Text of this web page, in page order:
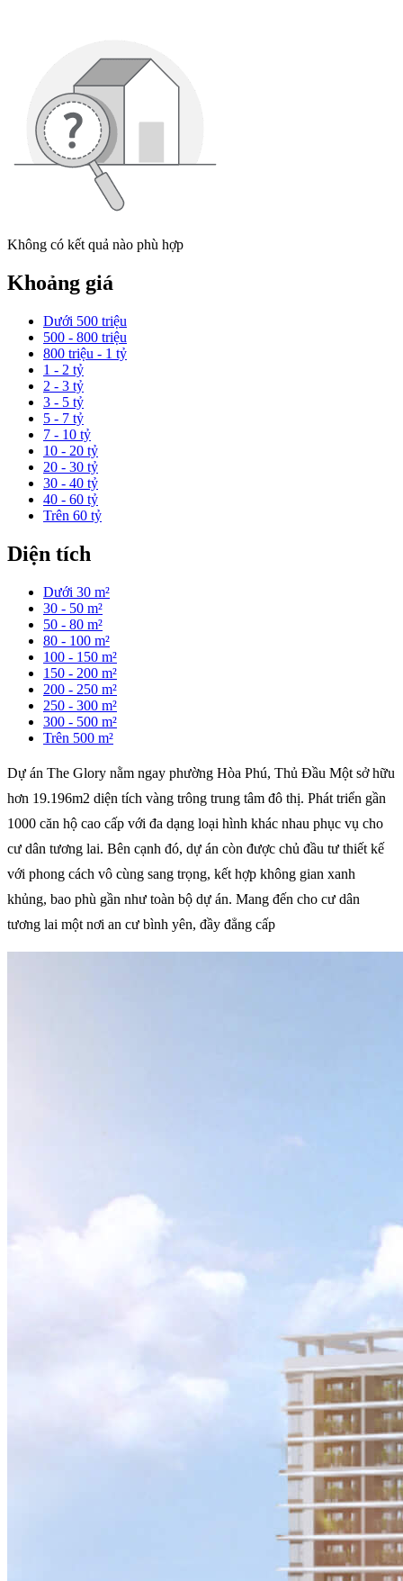
Không có kết quả nào phù hợp
Khoảng giá
Dưới 500 triệu
500 - 800 triệu
800 triệu - 1 tỷ
1 - 2 tỷ
2 - 3 tỷ
3 - 5 tỷ
5 - 7 tỷ
7 - 10 tỷ
10 - 20 tỷ
20 - 30 tỷ
30 - 40 tỷ
40 - 60 tỷ
Trên 60 tỷ
Diện tích
Dưới 30 m²
30 - 50 m²
50 - 80 m²
80 - 100 m²
100 - 150 m²
150 - 200 m²
200 - 250 m²
250 - 300 m²
300 - 500 m²
Trên 500 m²
Dự án The Glory nằm ngay phường Hòa Phú, Thủ Đầu Một sở hữu
hơn 19.196m2 diện tích vàng trông trung tâm đô thị. Phát triển gần
1000 căn hộ cao cấp với đa dạng loại hình khác nhau phục vụ cho
cư dân tương lai. Bên cạnh đó, dự án còn được chủ đầu tư thiết kế
với phong cách vô cùng sang trọng, kết hợp không gian xanh
khủng, bao phù gần như toàn bộ dự án. Mang đến cho cư dân
tương lai một nơi an cư bình yên, đầy đẳng cấp